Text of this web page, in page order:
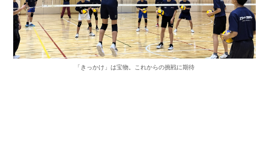
「きっかけ」は宝物。これからの挑戦に期待